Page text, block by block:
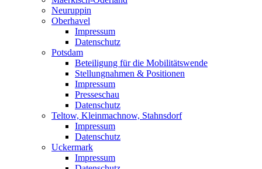
Neuruppin
Oberhavel
Impressum
Datenschutz
Potsdam
Beteiligung für die Mobilitätswende
Stellungnahmen & Positionen
Impressum
Presseschau
Datenschutz
Teltow, Kleinmachnow, Stahnsdorf
Impressum
Datenschutz
Uckermark
Impressum